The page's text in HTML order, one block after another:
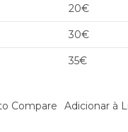
20€
30€
35€
Compare Adicionar à